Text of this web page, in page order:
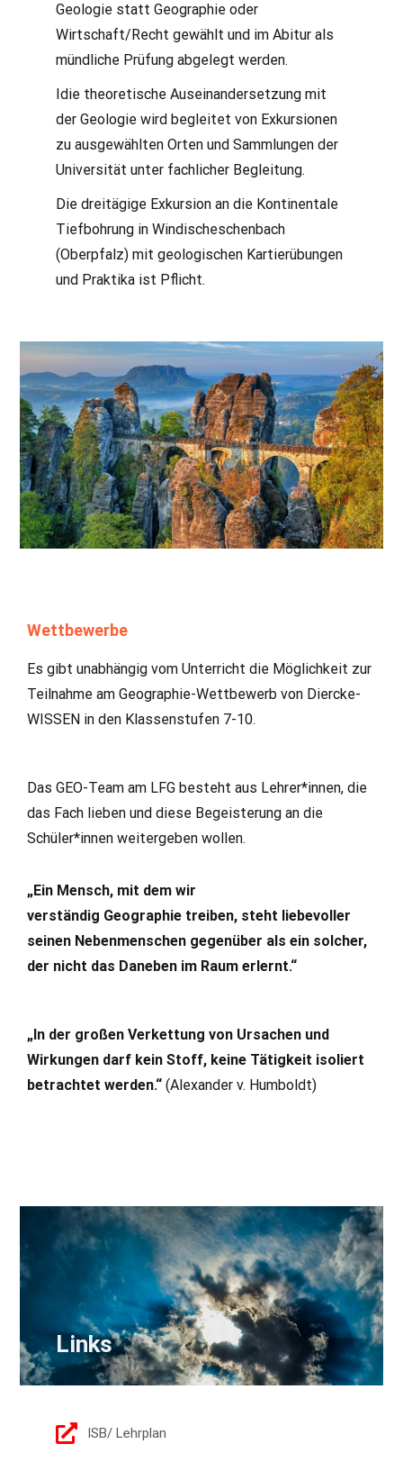
Geologie statt Geographie oder
Wirtschaft/Recht gewählt und im Abitur als
mündliche Prüfung abgelegt werden.
Idie theoretische Auseinandersetzung mit
der Geologie wird begleitet von Exkursionen
zu ausgewählten Orten und Sammlungen der
Universität unter fachlicher Begleitung.
Die dreitägige Exkursion an die Kontinentale
Tiefbohrung in Windischeschenbach
(Oberpfalz) mit geologischen Kartierübungen
und Praktika ist Pflicht.
Wettbewerbe
Es gibt unabhängig vom Unterricht die Möglichkeit zur
Teilnahme am Geographie-Wettbewerb von Diercke-
WISSEN in den Klassenstufen 7-10.
Das GEO-Team am LFG besteht aus Lehrer*innen, die
das Fach lieben und diese Begeisterung an die
Schüler*innen weitergeben wollen.
„Ein Mensch, mit dem wir
verständig Geographie treiben, steht liebevoller
seinen Nebenmenschen gegenüber als ein solcher,
der nicht das Daneben im Raum erlernt.“
„In der großen Verkettung von Ursachen und
Wirkungen darf kein Stoff, keine Tätigkeit isoliert
betrachtet werden.“ (Alexander v. Humboldt)
Links
ISB/ Lehrplan